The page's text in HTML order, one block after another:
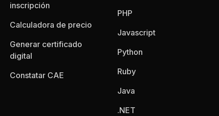
inscripción
Calculadora de precio
Generar certificado
digital
Constatar CAE
PHP
Javascript
Python
Ruby
Java
.NET